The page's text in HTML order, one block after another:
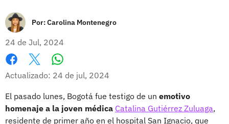
Por:Carolina Montenegro
24 de Jul, 2024
Facebook
X
Actualizado: 24 de jul, 2024
El pasado lunes, Bogotá fue testigo de un emotivo
homenaje a la joven médica Catalina Gutiérrez Zuluaga,
residente de primer año en el hospital San Ignacio, que